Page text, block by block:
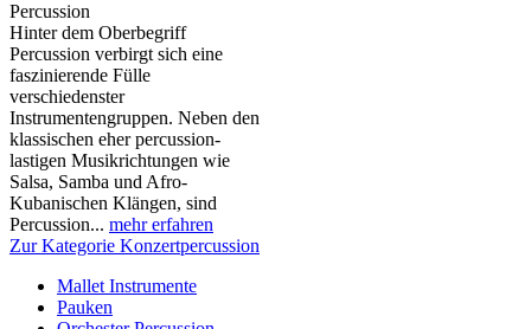
Percussion
Hinter dem Oberbegriff
Percussion verbirgt sich eine
faszinierende Fülle
verschiedenster
Instrumentengruppen. Neben den
klassischen eher percussion-
lastigen Musikrichtungen wie
Salsa, Samba und Afro-
Kubanischen Klängen, sind
Percussion... mehr erfahren
Zur Kategorie Konzertpercussion
Mallet Instrumente
Pauken